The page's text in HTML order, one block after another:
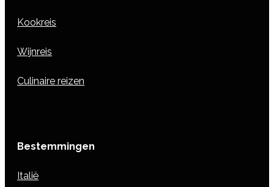
Kookreis
Wijnreis
Culinaire reizen
Bestemmingen
Italië